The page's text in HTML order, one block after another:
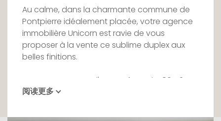
Au calme, dans la charmante commune de
Pontpierre idéalement placée, votre agence
immobilière Unicorn est ravie de vous
proposer à la vente ce sublime duplex aux
belles finitions.
Cet appartement d'une surface de 180m2, ce
duplex ne manquera pas de vous séduire par
阅读更多